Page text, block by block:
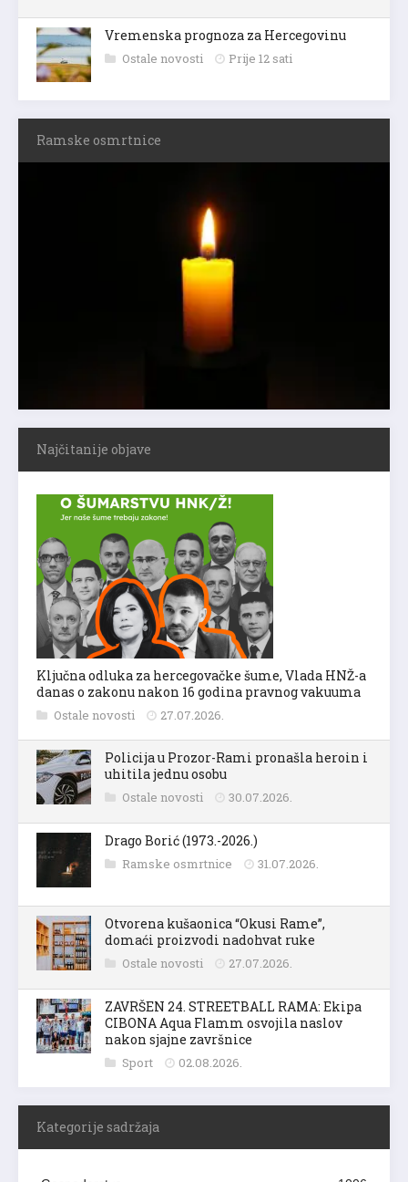
Vremenska prognoza za Hercegovinu
Ostale novosti Prije 12 sati
Ramske osmrtnice
Najčitanije objave
Ključna odluka za hercegovačke šume, Vlada HNŽ-a
danas o zakonu nakon 16 godina pravnog vakuuma
Ostale novosti 27.07.2026.
Policija u Prozor-Rami pronašla heroin i
uhitila jednu osobu
Ostale novosti 30.07.2026.
Drago Borić (1973.-2026.)
Ramske osmrtnice 31.07.2026.
Otvorena kušaonica “Okusi Rame”,
domaći proizvodi nadohvat ruke
Ostale novosti 27.07.2026.
ZAVRŠEN 24. STREETBALL RAMA: Ekipa
CIBONA Aqua Flamm osvojila naslov
nakon sjajne završnice
Sport 02.08.2026.
Kategorije sadržaja